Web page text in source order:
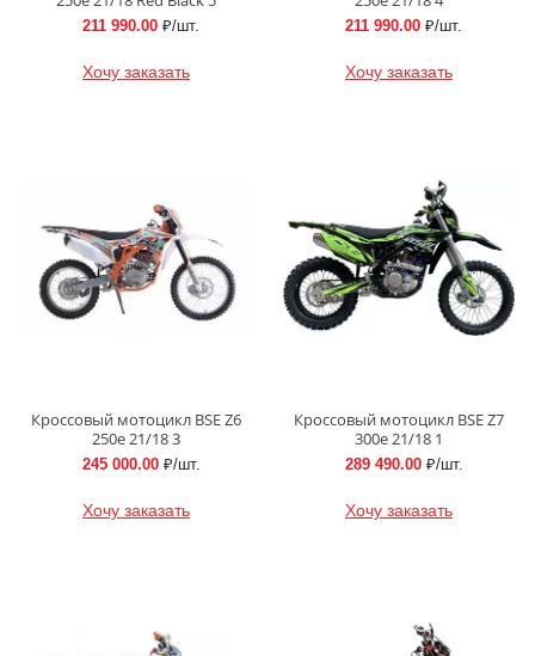
211 990.00 ₽/шт.
Хочу заказать
211 990.00 ₽/шт.
Хочу заказать
Кроссовый мотоцикл BSE Z6
250e 21/18 3
245 000.00 ₽/шт.
Хочу заказать
Кроссовый мотоцикл BSE Z7
300e 21/18 1
289 490.00 ₽/шт.
Хочу заказать